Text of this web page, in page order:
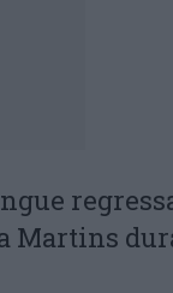
Martins